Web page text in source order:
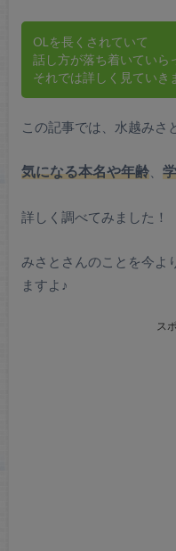
OLを長くされていて
話し方が落ち着いていら
それでは詳しく見ていき
この記事では、水越みさ
気になる本名や年齢、
詳しく調べてみました！
みさとさんのことを今よ
ますよ♪
ス